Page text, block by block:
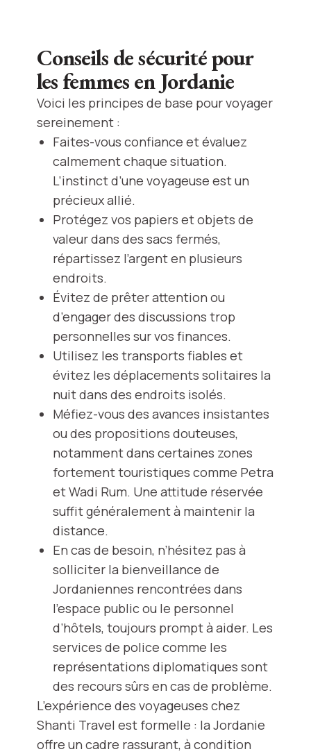
Conseils de sécurité pour
les femmes en Jordanie
Voici les principes de base pour voyager
sereinement :
Faites-vous confiance et évaluez
calmement chaque situation.
L’instinct d’une voyageuse est un
précieux allié.
Protégez vos papiers et objets de
valeur dans des sacs fermés,
répartissez l’argent en plusieurs
endroits.
Évitez de prêter attention ou
d’engager des discussions trop
personnelles sur vos finances.
Utilisez les transports fiables et
évitez les déplacements solitaires la
nuit dans des endroits isolés.
Méfiez-vous des avances insistantes
ou des propositions douteuses,
notamment dans certaines zones
fortement touristiques comme Petra
et Wadi Rum. Une attitude réservée
suffit généralement à maintenir la
distance.
En cas de besoin, n’hésitez pas à
solliciter la bienveillance de
Jordaniennes rencontrées dans
l’espace public ou le personnel
d’hôtels, toujours prompt à aider. Les
services de police comme les
représentations diplomatiques sont
des recours sûrs en cas de problème.
L’expérience des voyageuses chez
Shanti Travel est formelle : la Jordanie
offre un cadre rassurant, à condition